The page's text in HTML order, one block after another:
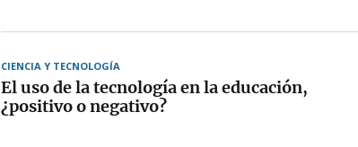
CIENCIA Y TECNOLOGÍA
El uso de la tecnología en la educación,
¿positivo o negativo?